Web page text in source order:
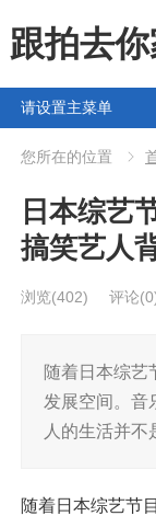
跟拍去
请设置主菜单
您所在的位置
日本综艺
搞笑艺人
浏览(402) 评论
随着日本综艺
发展空间。音
人的生活并
随着日本综艺节